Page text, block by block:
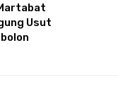
Usut